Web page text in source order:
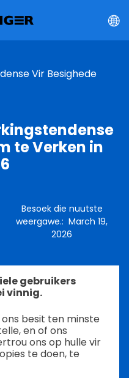
Vir Besighede
te Verken in
Besoek die nuutste
weergawe.:March 19,
2026
gebruikers
vinnig.
besit ten minste
en of ons
ons op hulle vir
te doen, te